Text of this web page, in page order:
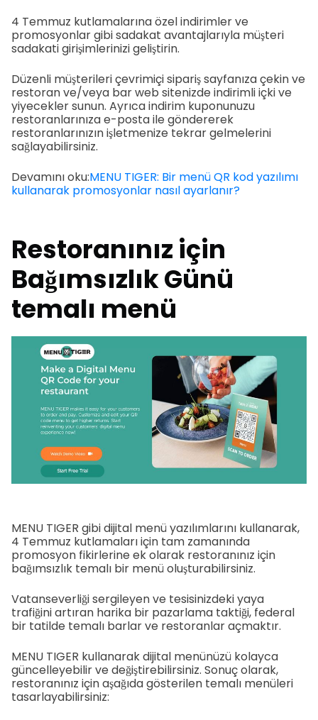
4 Temmuz kutlamalarına özel indirimler ve
promosyonlar gibi sadakat avantajlarıyla müşteri
sadakati girişimlerinizi geliştirin.
Düzenli müşterileri çevrimiçi sipariş sayfanıza çekin ve
restoran ve/veya bar web sitenizde indirimli içki ve
yiyecekler sunun. Ayrıca indirim kuponunuzu
restoranlarınıza e-posta ile göndererek
restoranlarınızın işletmenize tekrar gelmelerini
sağlayabilirsiniz.
Devamını oku:MENU TIGER: Bir menü QR kod yazılımı
kullanarak promosyonlar nasıl ayarlanır?
Restoranınız için
Bağımsızlık Günü
temalı menü
MENU TIGER gibi dijital menü yazılımlarını kullanarak,
4 Temmuz kutlamaları için tam zamanında
promosyon fikirlerine ek olarak restoranınız için
bağımsızlık temalı bir menü oluşturabilirsiniz.
Vatanseverliği sergileyen ve tesisinizdeki yaya
trafiğini artıran harika bir pazarlama taktiği, federal
bir tatilde temalı barlar ve restoranlar açmaktır.
MENU TIGER kullanarak dijital menünüzü kolayca
güncelleyebilir ve değiştirebilirsiniz. Sonuç olarak,
restoranınız için aşağıda gösterilen temalı menüleri
tasarlayabilirsiniz: